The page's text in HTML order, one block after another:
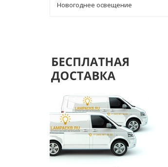
Новогоднее освещение